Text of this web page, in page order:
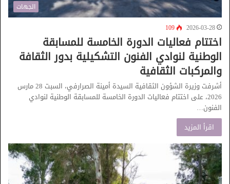
الجهات
2026-03-28
109
اختتام فعاليات الدورة الخامسة للمسابقة
الوطنية لنوادي الفنون التشكيلية بدور الثقافة
والمركبات الثقافية
أشرفت وزيرة الشؤون الثقافية السيدة أمينة الصرارفي، السبت 28 مارس
2026، على اختتام فعاليات الدورة الخامسة للمسابقة الوطنية لنوادي
الفنون…
اقرأ المزيد